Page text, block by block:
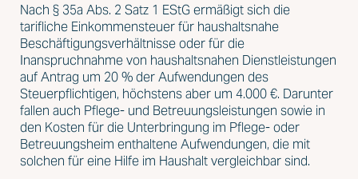
Nach § 35a Abs. 2 Satz 1 EStG ermäßigt sich die
tarifliche Einkommensteuer für haushaltsnahe
Beschäftigungsverhältnisse oder für die
Inanspruchnahme von haushaltsnahen Dienstleistungen
auf Antrag um 20 % der Aufwendungen des
Steuerpflichtigen, höchstens aber um 4.000 €. Darunter
fallen auch Pflege- und Betreuungsleistungen sowie in
den Kosten für die Unterbringung im Pflege- oder
Betreuungsheim enthaltene Aufwendungen, die mit
solchen für eine Hilfe im Haushalt vergleichbar sind.